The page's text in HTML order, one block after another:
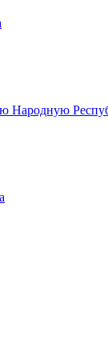
Народную